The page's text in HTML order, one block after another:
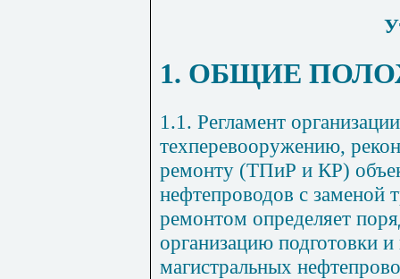
1. ОБЩИЕ
1.1 . Регламент
техперевооружению,
ремонту (ТПиР и КР)
нефтепроводов с
ремонтом определяет
организацию подготовки
магистральных